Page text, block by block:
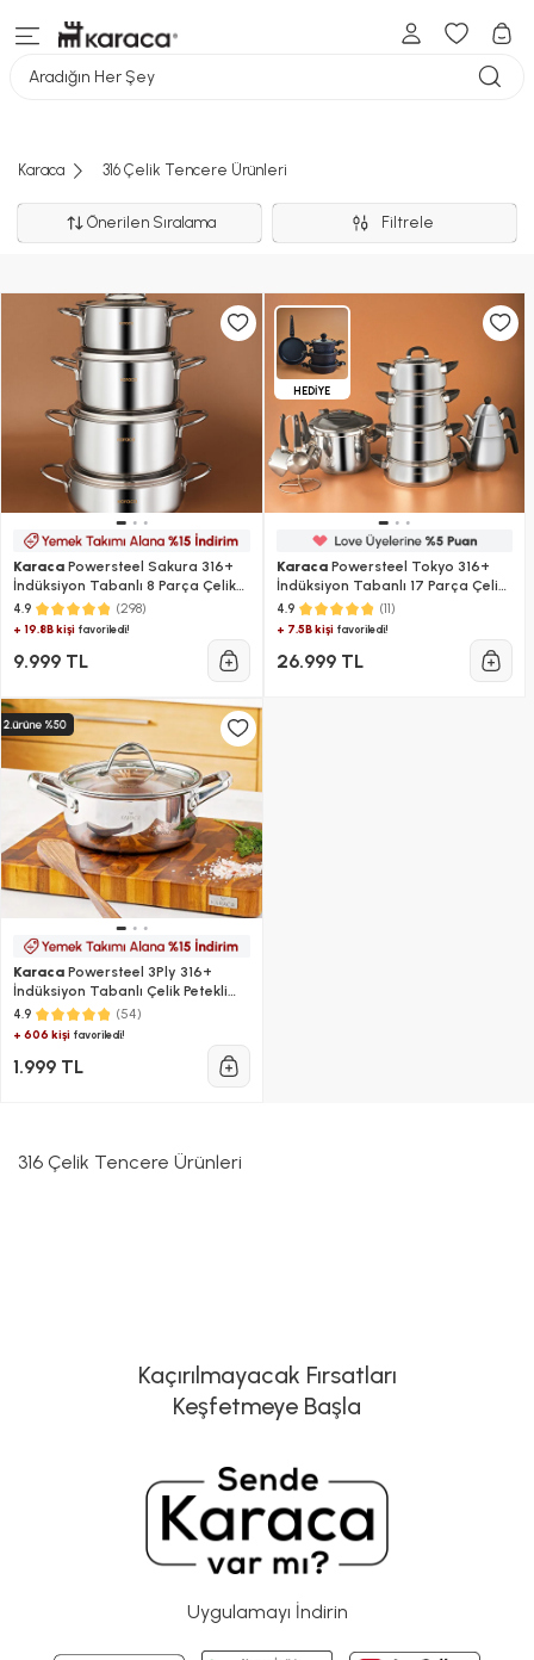
Aradığın Her Şey
Karaca 316 Çelik Tencere Ürünleri
Önerilen Sıralama Filtrele
Karaca Powersteel Sakura 316+
İndüksiyon Tabanlı 8 Parça Çelik
Tencere Seti
4.9 (298)
+ 19.8B kişi favoriledi!
9.999 TL
HEDİYE
KaracaPowersteel Tokyo 316+
İndüksiyon Tabanlı 17 Parça Çelik
Çeyiz Seti
4.9 (11)
+ 7.5B kişifavoriledi!
26.999 TL
Karaca Powersteel 3Ply 316+
İndüksiyon Tabanlı Çelik Petekli
Tencere 20 Cm
4.9 (54)
+ 606 kişi favoriledi!
1.999 TL
316 Çelik Tencere Ürünleri
Kaçırılmayacak Fırsatları
Keşfetmeye Başla
Uygulamayı İndirin